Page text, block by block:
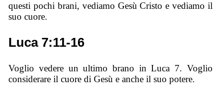
questi pochi brani, vediamo Gesù Cristo e vediamo il
suo cuore.
Luca 7:11-16
Voglio vedere un ultimo brano in Luca 7. Voglio
considerare il cuore di Gesù e anche il suo potere.